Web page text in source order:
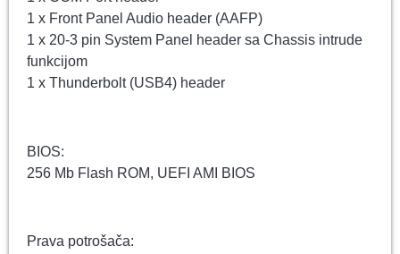
1 x Front Panel Audio header (AAFP)
1 x 20-3 pin System Panel header sa Chassis intrude
funkcijom
1 x Thunderbolt (USB4) header
BIOS:
256 Mb Flash ROM, UEFI AMI BIOS
Prava potrošača: